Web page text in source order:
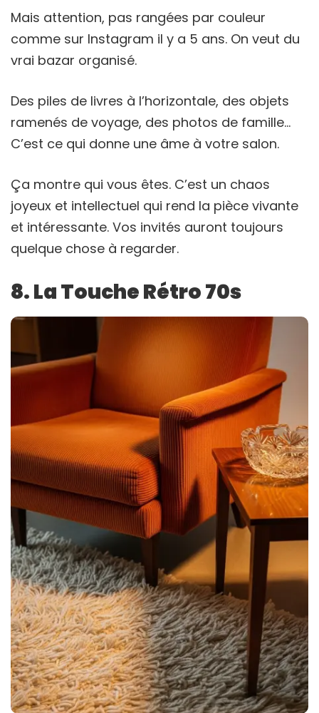
Mais attention, pas rangées par couleur
comme sur Instagram il y a 5 ans. On veut du
vrai bazar organisé.
Des piles de livres à l’horizontale, des objets
ramenés de voyage, des photos de famille…
C’est ce qui donne une âme à votre salon.
Ça montre qui vous êtes. C’est un chaos
joyeux et intellectuel qui rend la pièce vivante
et intéressante. Vos invités auront toujours
quelque chose à regarder.
8. La Touche Rétro 70s